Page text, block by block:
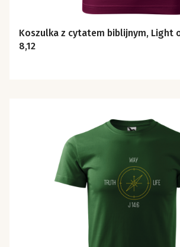
Koszulka z cytatem biblijnym, Light
8,12